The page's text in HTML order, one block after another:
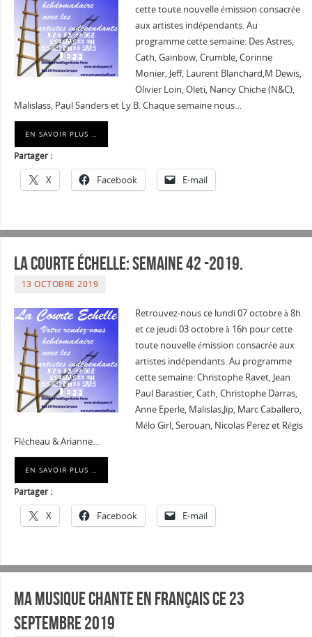
cette toute nouvelle émission consacrée
aux artistes indépendants. Au
programme cette semaine: Des Astres,
Cath, Gainbow, Crumble, Corinne
Monier, Jeff, Laurent Blanchard,M Dewis,
Olivier Loin, Oleti, Nancy Chiche (N&C),
Malislass, Paul Sanders et Ly B. Chaque semaine nous…
EN SAVOIR PLUS …
Partager :
X Facebook E-mail
La courte échelle: semaine 42 -2019.
13 OCTOBRE 2019
Retrouvez-nous ce lundi 07 octobre à 8h
et ce jeudi 03 octobre à 16h pour cette
toute nouvelle émission consacrée aux
artistes indépendants. Au programme
cette semaine: Christophe Ravet, Jean
Paul Barastier, Cath, Christophe Darras,
Anne Eperle, Malislas,Jip, Marc Caballero,
Mélo Girl, Serouan, Nicolas Perez et Régis
Flécheau & Arianne…
EN SAVOIR PLUS …
Partager :
X Facebook E-mail
Ma musique chante en Français ce 23
septembre 2019